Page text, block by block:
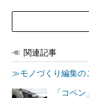
関連記事
≫モノづくり編集の
「コペ